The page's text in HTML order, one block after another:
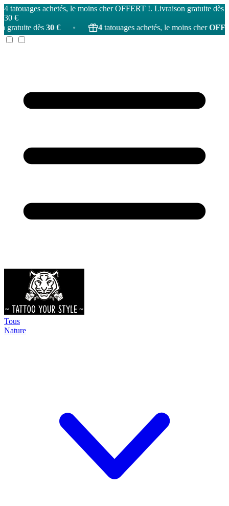
4 tatouages achetés, le moins cher OFFERT !. Livraison gratuite dès
30 €
€
• 4 tatouages achetés, le moins cherOFFERT! •
Tous
Nature